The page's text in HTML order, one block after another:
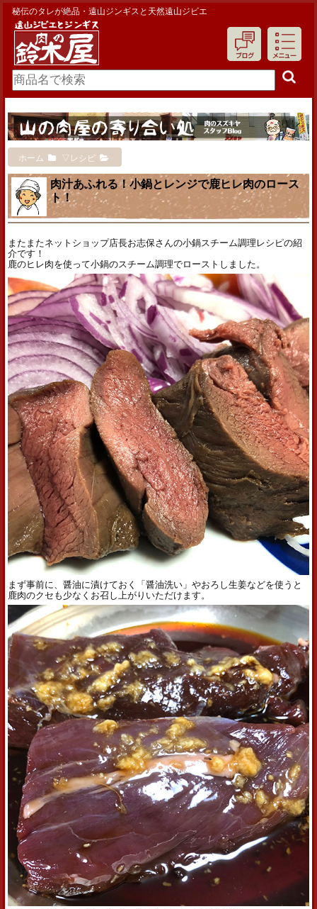
秘伝のタレが絶品・遠山ジンギスと天然遠山ジビエ
ホーム ▽レシピ
肉汁あふれる！小鍋とレンジで鹿ヒレ肉のロース
ト！
またまたネットショップ店長お志保さんの小鍋スチーム調理レシピの紹
介です！
鹿のヒレ肉を使って小鍋のスチーム調理でローストしました。
まず事前に、醤油に漬けておく「醤油洗い」やおろし生姜などを使うと
鹿肉のクセも少なくお召し上がりいただけます。